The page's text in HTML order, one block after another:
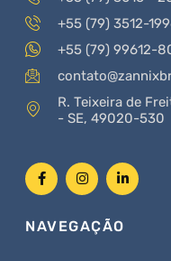
+55 (79) 3512-
+55 (79) 99612-
R. Teixeira de
- SE, 49020-530
NAVEGAÇÃO